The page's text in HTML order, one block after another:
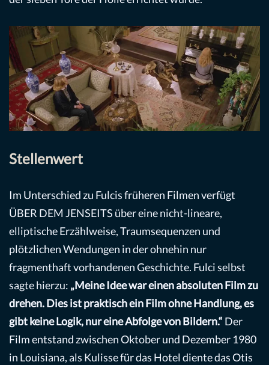
Stellenwert
Im Unterschied zu Fulcis früheren Filmen verfügt
ÜBER DEM JENSEITS über eine nicht-lineare,
elliptische Erzählweise, Traumsequenzen und
plötzlichen Wendungen in der ohnehin nur
fragmenthaft vorhandenen Geschichte. Fulci selbst
sagte hierzu: „Meine Idee war einen absoluten Film zu
drehen. Dies ist praktisch ein Film ohne Handlung, es
gibt keine Logik, nur eine Abfolge von Bildern.“ Der
Film entstand zwischen Oktober und Dezember 1980
in Louisiana, als Kulisse für das Hotel diente das Otis